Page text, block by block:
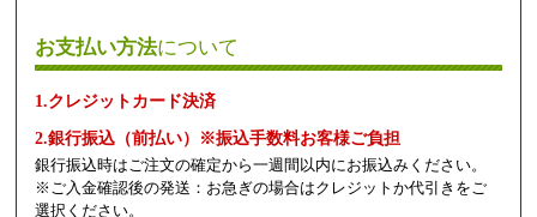
お支払い方法について
1.クレジットカード決済
2.銀行振込（前払い）※振込手数料お客様ご負担
銀行振込時はご注文の確定から一週間以内にお振込みください。
※ご入金確認後の発送：お急ぎの場合はクレジットか代引きをご
選択ください。